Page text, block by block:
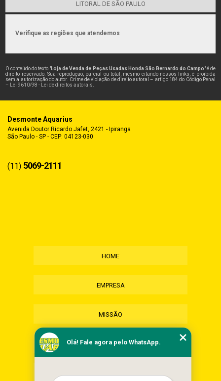
LITORAL DE SÃO PAULO
Verifique as regiões que atendemos
O conteúdo do texto "Loja de Venda de Peças Usadas Honda São Bernardo do Campo" é de
direito reservado. Sua reprodução, parcial ou total, mesmo citando nossos links, é proibida
sem a autorização do autor. Crime de violação de direito autoral – artigo 184 do Código Penal
–
Lei 9610/98 - Lei de direitos autorais
Desmonte Aquarius
Avenida Doutor Ricardo Jafet, 2421 - Ipiranga
São Paulo - SP - CEP: 04123-030
(11) 5069-2111
HOME
EMPRESA
MISSÃO
SERVIÇOS
Olá! Fale agora pelo WhatsApp.